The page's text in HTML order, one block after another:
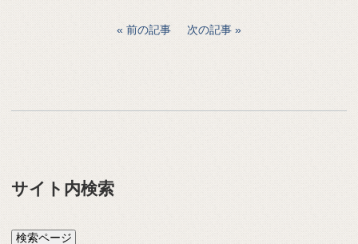
前の記事 次の記事
サイト内検索